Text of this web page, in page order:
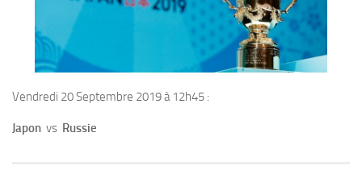
Vendredi 20 Septembre 2019 à 12h45 :
Japon vs Russie